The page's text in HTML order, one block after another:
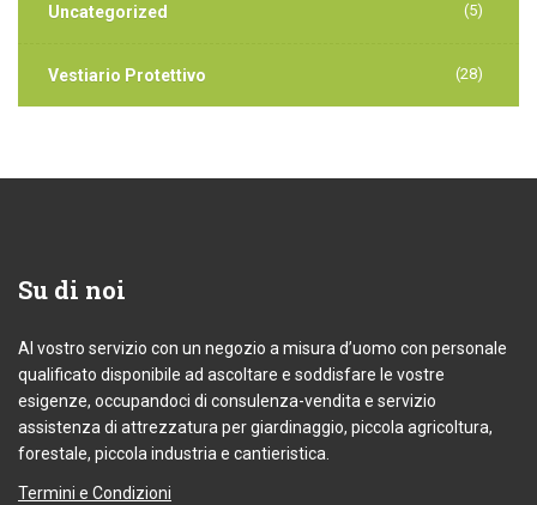
Uncategorized (5)
Vestiario Protettivo (28)
Su di noi
Al vostro servizio con un negozio a misura d’uomo con personale
qualificato disponibile ad ascoltare e soddisfare le vostre
esigenze, occupandoci di consulenza-vendita e servizio
assistenza di attrezzatura per giardinaggio, piccola agricoltura,
forestale, piccola industria e cantieristica.
Termini e Condizioni